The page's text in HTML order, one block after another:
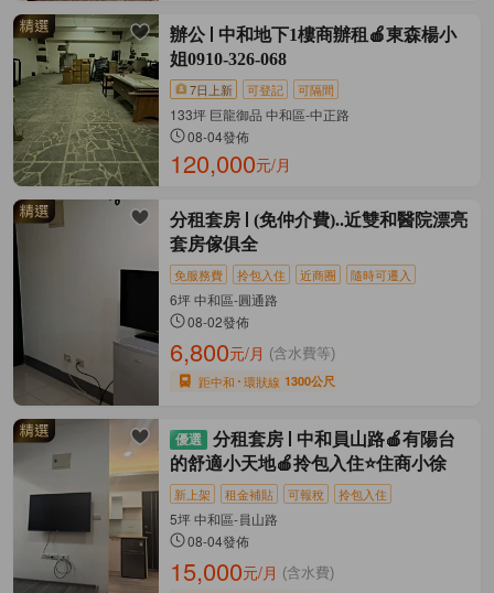
辦公
中和地下1樓商辦租🍎東森楊小
姐0910-326-068
7日上新 可登記 可隔間
133坪 巨龍御品 中和區-中正路
08-04發佈
120,000元/月
分租套房
(免仲介費)..近雙和醫院漂亮
套房傢俱全
免服務費 拎包入住 近商圈 隨時可遷入
6坪 中和區-圓通路
08-02發佈
6,800元/月 (含水費等)
距中和 環狀線 1300公尺
分租套房
中和員山路🍎有陽台
的舒適小天地🍎拎包入住⭐住商小徐
新上架 租金補貼 可報稅 拎包入住
5坪 中和區-員山路
08-04發佈
15,000元/月 (含水費)